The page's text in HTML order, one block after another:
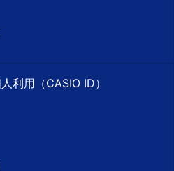
利用（CASIO ID）